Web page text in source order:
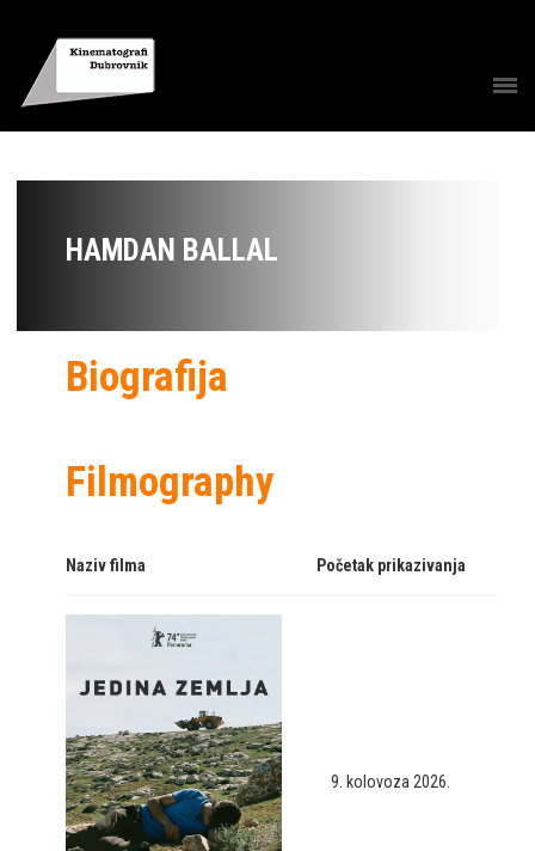
HAMDAN BALLAL
Biografija
Filmography
Naziv filma Početak prikazivanja
9. kolovoza 2026.